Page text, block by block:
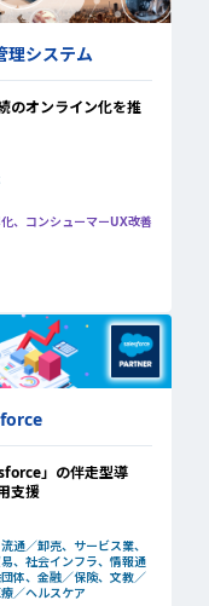
理システム
のオンライン化を推
、コンシューマーUX改善
」の伴走型導
支援
通／卸売、サービス業、
、社会インフラ、情報通
体、金融／保険、文教／
／ヘルスケア